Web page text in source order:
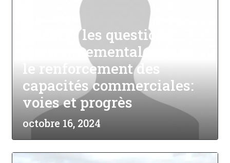
Intégrer les questions
environnementales dans
le renforcement des
capacités commerciales:
voies et progrès
octobre 16, 2024